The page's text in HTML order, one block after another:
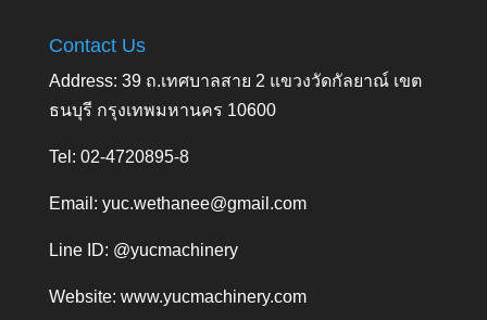
Contact Us
Address: 39 ถ.เทศบาลสาย 2 แขวงวัดกัลยาณ์ เขต
ธนบุรี กรุงเทพมหานคร 10600
Tel: 02-4720895-8
Email: yuc.wethanee@gmail.com
Line ID: @yucmachinery
Website: www.yucmachinery.com